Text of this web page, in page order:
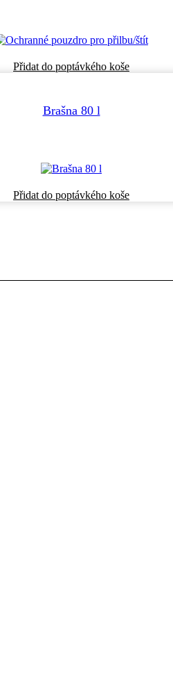
na
Přidat do poptávkého koše
Brašna 80 l
Přidat do poptávkého koše